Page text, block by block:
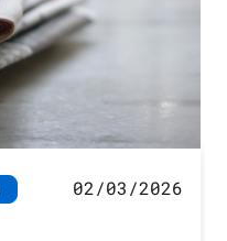
02/03/2026